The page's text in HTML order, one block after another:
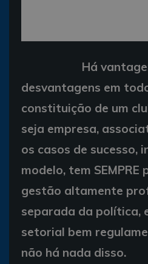
Há
desvantagens em
constituição de um
seja empresa,
os casos de sucesso,
modelo, tem SEMPRE
gestão altamente
separada da política,
setorial bem
não há nada disso.